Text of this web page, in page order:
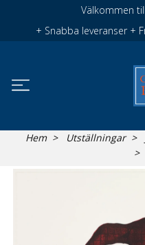
Välkommen
+ Snabba leveranser +
Hem Utställningar